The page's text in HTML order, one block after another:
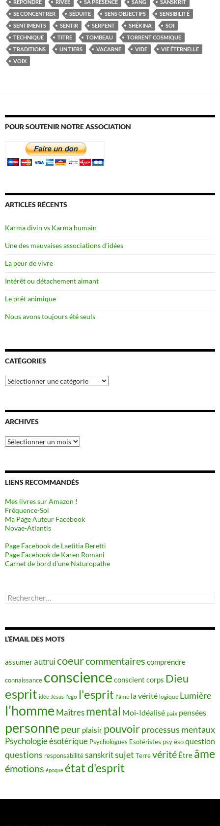
RÉPONDRE RIVÉE SA PRÉSENCE SANG
SANSKRIT
SE CONCENTRER
SÉDUITE SENS OBJECTIFS
SENSIBILITÉ
SENTIMENTS
SENTIR SERPENT SHÉKINA
SOI
TECHNIQUE
TITRE TOMBEAU
TORRENT COSMIQUE
TRADITIONS
UN TIERS VACARNE VIDE
VIE ÉTERNELLE
VOIX
POUR SOUTENIR NOTRE ASSOCIATION
ARTICLES RÉCENTS
Karma divin vs Karma humain
Une des mauvaises associations d’idées
La peur de vivre
Intérêt ou détachement aimant
Le prêt animique
Nous avons toujours été seuls
CATÉGORIES
Catégories
ARCHIVES
Archives
LIENS RECOMMANDÉS
Mes livres sur Amazon !
Fréquence-Soi
Ma Page Auteur Facebook
Novae-Atlantis
Page Facebook de Laetitia Beretti
Page Facebook de Karen Romani
Carnet de bord d’une Naturopathe
Rechercher :
L’ÉMAIL DES MOTS
assumerautruicoeurcommentaires comprendre
connaissance conscience conscient corps Dieu
esprit idée Jésus l'ego l'esprit l'âme la vérité logique Lumière
l’homme Maîtres mental Moi-Idéalisé paix pensées
personne peur plaisir pouvoirprocessus mentaux
Psychologie ésotérique Psychologues Esotéristes psy ésoquestion
questions responsabilitésanskritsujet Terrevérité Être âme
émotions époque état d'esprit